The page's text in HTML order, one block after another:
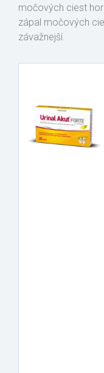
močových ciest
zápal močových
závažnejší.